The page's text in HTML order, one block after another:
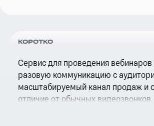
КОРОТКО
Сервис для проведения
разовую коммуникацию с
масштабируемый канал продаж и
отличие от обычных